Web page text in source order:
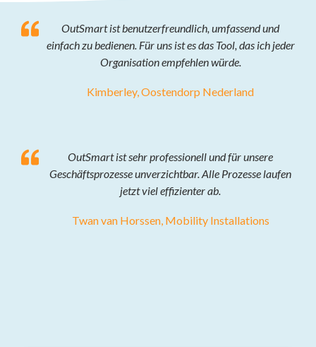
OutSmart ist benutzerfreundlich, umfassend und
einfach zu bedienen. Für uns ist es das Tool, das ich jeder
Organisation empfehlen würde.
Kimberley, Oostendorp Nederland
OutSmart ist sehr professionell und für unsere
Geschäftsprozesse unverzichtbar. Alle Prozesse laufen
jetzt viel effizienter ab.
Twan van Horssen, Mobility Installations